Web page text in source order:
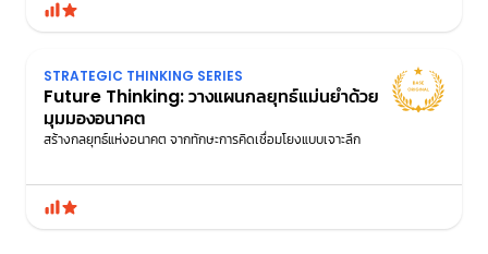
STRATEGIC THINKING SERIES
Future Thinking: วางแผนกลยุทธ์แม่นยำด้วย
มุมมองอนาคต
สร้างกลยุทธ์แห่งอนาคต จากทักษะการคิดเชื่อมโยงแบบเจาะลึก